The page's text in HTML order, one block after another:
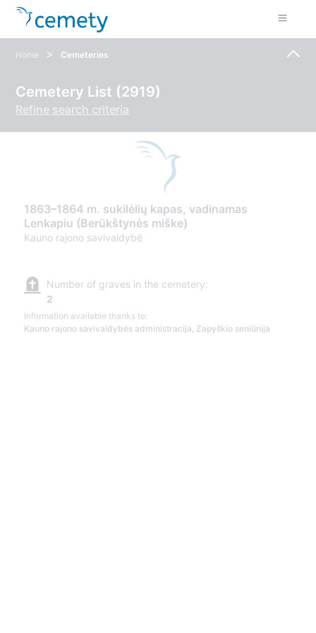
Home > Cemeteries
Cemetery List (2919)
Refine search criteria
1863–1864 m. sukilėlių kapas, vadinamas
Lenkapiu (Berūkštynės miške)
Kauno rajono savivaldybė
Number of graves in the cemetery:
2
Information available thanks to:
Kauno rajono savivaldybės administracija, Zapyškio seniūnija